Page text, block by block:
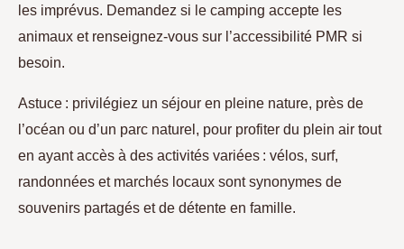
les imprévus. Demandez si le camping accepte les
animaux et renseignez-vous sur l’accessibilité PMR si
besoin.
Astuce : privilégiez un séjour en pleine nature, près de
l’océan ou d’un parc naturel, pour profiter du plein air tout
en ayant accès à des activités variées : vélos, surf,
randonnées et marchés locaux sont synonymes de
souvenirs partagés et de détente en famille.